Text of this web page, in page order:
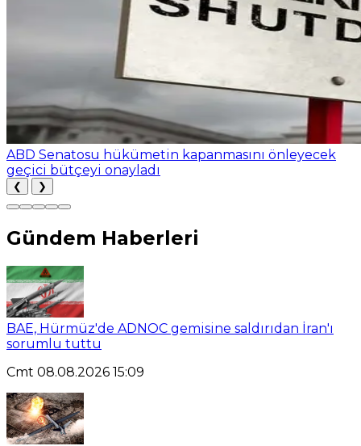
ABD Senatosu hükümetin kapanmasını önleyecek
geçici bütçeyi onayladı
❮ ❯
Gündem Haberleri
BAE, Hürmüz'de ADNOC gemisine saldırıdan İran'ı
sorumlu tuttu
Cmt 08.08.2026 15:09